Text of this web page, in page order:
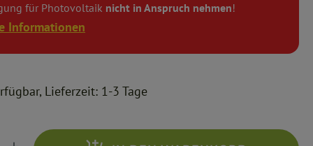
für Photovoltaik nicht in Anspruch nehmen!
Informationen
Lieferzeit: 1-3 Tage
den gewünschten Wert ein oder benutze die Schaltflächen um die Anzahl zu erhöhen